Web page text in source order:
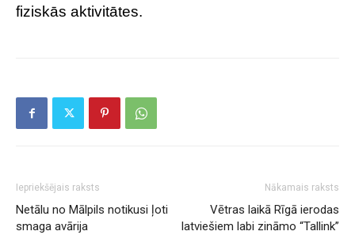
fiziskās aktivitātes.
Iepriekšējais raksts
Netālu no Mālpils notikusi ļoti
smaga avārija
Nākamais raksts
Vētras laikā Rīgā ierodas
latviešiem labi zināmo “Tallink”